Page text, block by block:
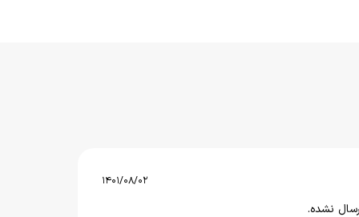
1401/08/02
نشده.